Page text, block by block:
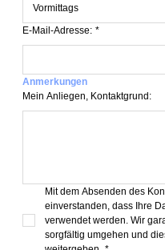
E-Mail-Adresse: *
Anmerkungen
Mein Anliegen, Kontaktgrund:
Mit dem Absenden des
einverstanden, dass Ihre
verwendet werden. Wir
sorgfältig umgehen und